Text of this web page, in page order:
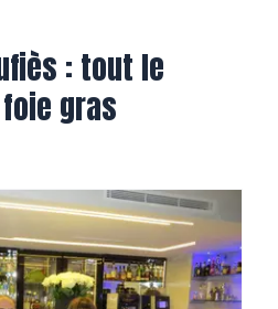
: tout le
gras